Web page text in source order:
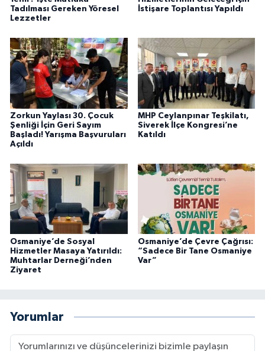
Tadılması Gereken Yöresel
Lezzetler
İstişare Toplantısı Yapıldı
Zorkun Yaylası 30. Çocuk
Şenliği İçin Geri Sayım
Başladı! Yarışma Başvuruları
Açıldı
MHP Ceylanpınar Teşkilatı,
Siverek İlçe Kongresi’ne
Katıldı
Osmaniye’de Sosyal
Hizmetler Masaya Yatırıldı:
Muhtarlar Derneği’nden
Ziyaret
Osmaniye’de Çevre Çağrısı:
“Sadece Bir Tane Osmaniye
Var”
Yorumlar